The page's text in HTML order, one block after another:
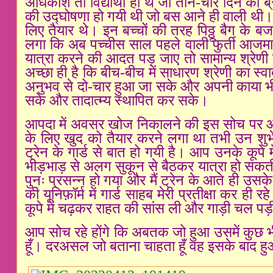
की उद्घोषणा हो गयी थी जो बस आने ही वाली
लिए तैयार थे। इन बच्चों की तरह पिठ्ठू बैग के
लगा कि अब पच्चीस साल पहले वाली फुर्ती
यात्रा करने की आदत पड़ जाए तो सामान्य
अच्छा ही है कि बीच-बीच में साधारण श्रेणी का
अनुभव से दो-चार हुआ जा सके और अपनी काया
सके और तादात्म्य स्थापित कर सके।
आपदा में अवसर खोज निकालने की इस सोच
के लिए खुद को तैयार करने लगा था तभी उन
ट्रेन के गार्ड से बात हो गयी है। आप उनके कूपे
भीड़भाड़ से अलग सुकून से बैठकर यात्रा हो
पुनः प्रसन्न हो गया और मैं ट्रेन के आते ही
की यूनिफ़ॉर्म में गार्ड साहब मेरी प्रतीक्षा कर
कूपे में चढ़कर राहत की सांस ली और गाड़ी चल
आप सोच रहे होंगे कि अबतक जो हुआ उसमें कुछ
हूँ। दरअसल जो बताना चाहता हूँ वह इसके बाद